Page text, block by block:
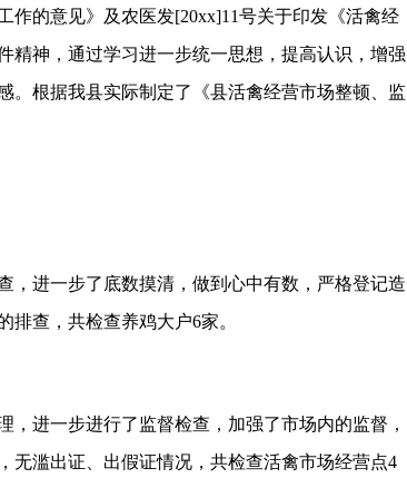
作的意见》及农医发[20xx]11号关于印发《活禽经
精神，通过学习进一步统一思想，提高认识，增强
。根据我县实际制定了《县活禽经营市场整顿、监
进一步了底数摸清，做到心中有数，严格登记造
查，共检查养鸡大户6家。
进一步进行了监督检查，加强了市场内的监督，
无滥出证、出假证情况，共检查活禽市场经营点4